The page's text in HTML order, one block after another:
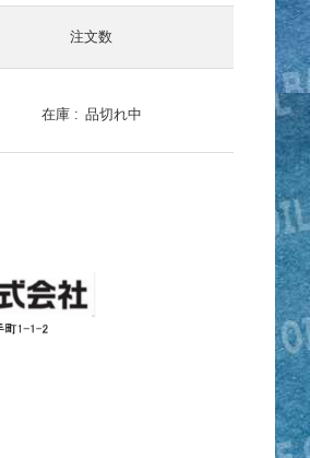
注文数
在庫 品切れ中